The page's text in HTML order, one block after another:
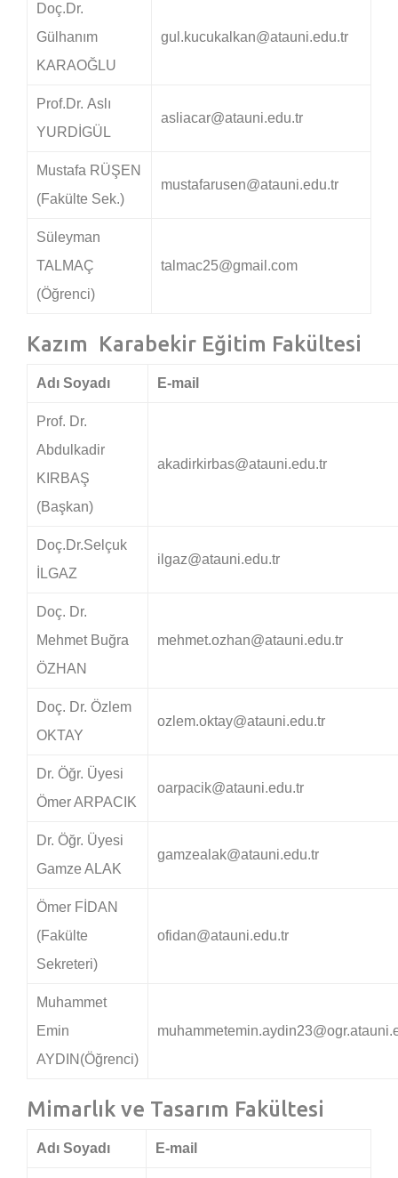
Doç.Dr.
Gülhanım
KARAOĞLU
gul.kucukalkan@atauni.edu.tr
Prof.Dr. Aslı
YURDİGÜL
asliacar@atauni.edu.tr
Mustafa RÜŞEN
(Fakülte Sek.)
mustafarusen@atauni.edu.tr
Süleyman
TALMAÇ
(Öğrenci)
talmac25@gmail.com
Kazım Karabekir Eğitim Fakültesi
Adı Soyadı E-mail
Prof. Dr.
Abdulkadir
KIRBAŞ
(Başkan)
akadirkirbas@atauni.edu.tr
Doç.Dr.Selçuk
İLGAZ
ilgaz@atauni.edu.tr
Doç. Dr.
Mehmet Buğra
ÖZHAN
mehmet.ozhan@atauni.edu.tr
Doç. Dr. Özlem
OKTAY
ozlem.oktay@atauni.edu.tr
Dr. Öğr. Üyesi
Ömer ARPACIK
oarpacik@atauni.edu.tr
Dr. Öğr. Üyesi
Gamze ALAK
gamzealak@atauni.edu.tr
Ömer FİDAN
(Fakülte
Sekreteri)
ofidan@atauni.edu.tr
Muhammet
Emin
AYDIN(Öğrenci)
Mimarlık ve Tasarım Fakültesi
Adı Soyadı E-mail